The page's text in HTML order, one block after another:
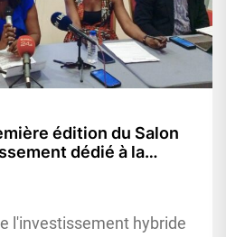
édition du Salon
dédié à la
prévue du 26 au 27
l'investissement hybride